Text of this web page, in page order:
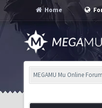
Home
MEGAMU Mu Online Forum